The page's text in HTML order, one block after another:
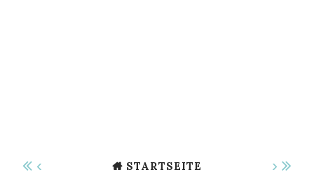
‹ ›
STARTSEITE